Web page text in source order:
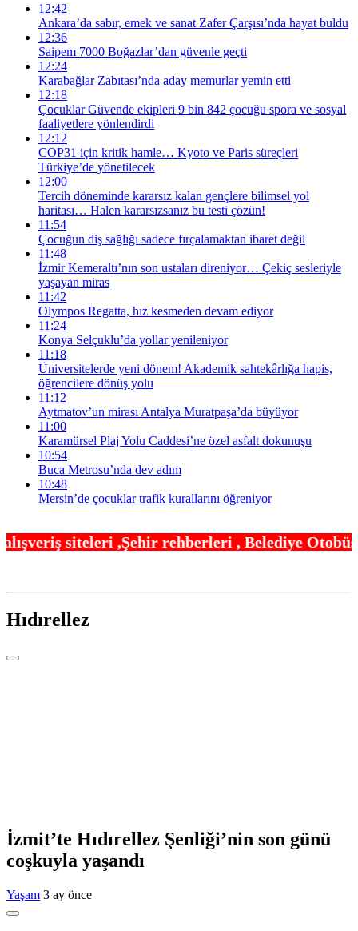
12:42
Ankara’da sabır, emek ve sanat Zafer Çarşısı’nda hayat buldu
12:36
Saipem 7000 Boğazlar’dan güvenle geçti
12:24
Karabağlar Zabıtası’nda aday memurlar yemin etti
12:18
Çocuklar Güvende ekipleri 9 bin 842 çocuğu spora ve sosyal
faaliyetlere yönlendirdi
12:12
COP31 için kritik hamle… Kyoto ve Paris süreçleri
Türkiye’de yönetilecek
12:00
Tercih döneminde kararsız kalan gençlere bilimsel yol
haritası… Halen kararsızsanız bu testi çözün!
11:54
Çocuğun diş sağlığı sadece fırçalamaktan ibaret değil
11:48
İzmir Kemeraltı’nın son ustaları direniyor… Çekiç sesleriyle
yaşayan miras
11:42
Olympos Regatta, hız kesmeden devam ediyor
11:24
Konya Selçuklu’da yollar yenileniyor
11:18
Üniversitelerde yeni dönem! Akademik sahtekârlığa hapis,
öğrencilere dönüş yolu
11:12
Aytmatov’un mirası Antalya Muratpaşa’da büyüyor
11:00
Karamürsel Plaj Yolu Caddesi’ne özel asfalt dokunuşu
10:54
Buca Metrosu’nda dev adım
10:48
Mersin’de çocuklar trafik kurallarını öğreniyor
,Şehir rehberleri , Belediye
Hıdırellez
İzmit’te Hıdırellez Şenliği’nin son günü
coşkuyla yaşandı
Yaşam 3 ay önce